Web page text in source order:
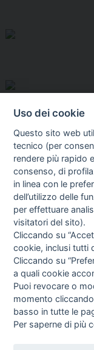
I libri
Direttrice Responsabile:
Uso dei cookie
Questo sito web
tecnico (per
rendere più rapido
consenso, di
in linea con le
dell’utilizzo delle
per effettuare
visitatori del sito).
Cliccando su
cookie, inclusi tutti
Cliccando su
a quali cookie
Puoi revocare o
momento
basso in tutte le
Per saperne di più